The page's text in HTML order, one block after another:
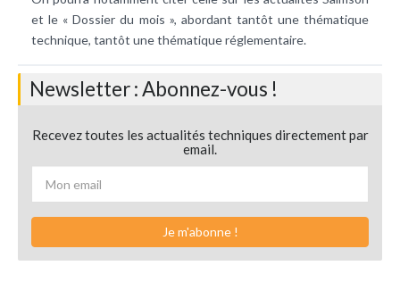
et le « Dossier du mois », abordant tantôt une thématique
technique, tantôt une thématique réglementaire.
Newsletter : Abonnez-vous !
Recevez toutes les actualités techniques directement par
email.
Je m'abonne !